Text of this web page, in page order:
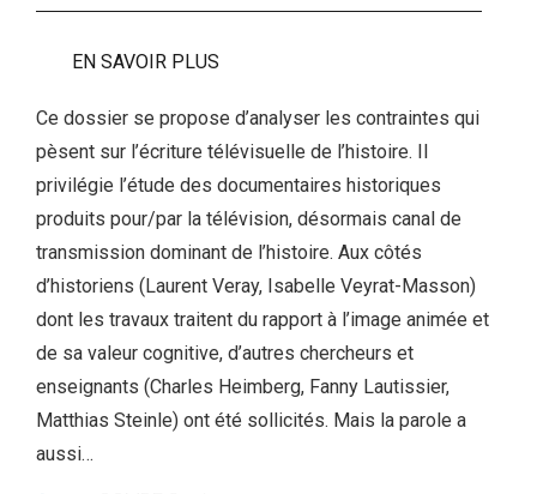
EN SAVOIR PLUS
Ce dossier se propose d’analyser les contraintes qui
pèsent sur l’écriture télévisuelle de l’histoire. Il
privilégie l’étude des documentaires historiques
produits pour/par la télévision, désormais canal de
transmission dominant de l’histoire. Aux côtés
d’historiens (Laurent Veray, Isabelle Veyrat-Masson)
dont les travaux traitent du rapport à l’image animée et
de sa valeur cognitive, d’autres chercheurs et
enseignants (Charles Heimberg, Fanny Lautissier,
Matthias Steinle) ont été sollicités. Mais la parole a
aussi…